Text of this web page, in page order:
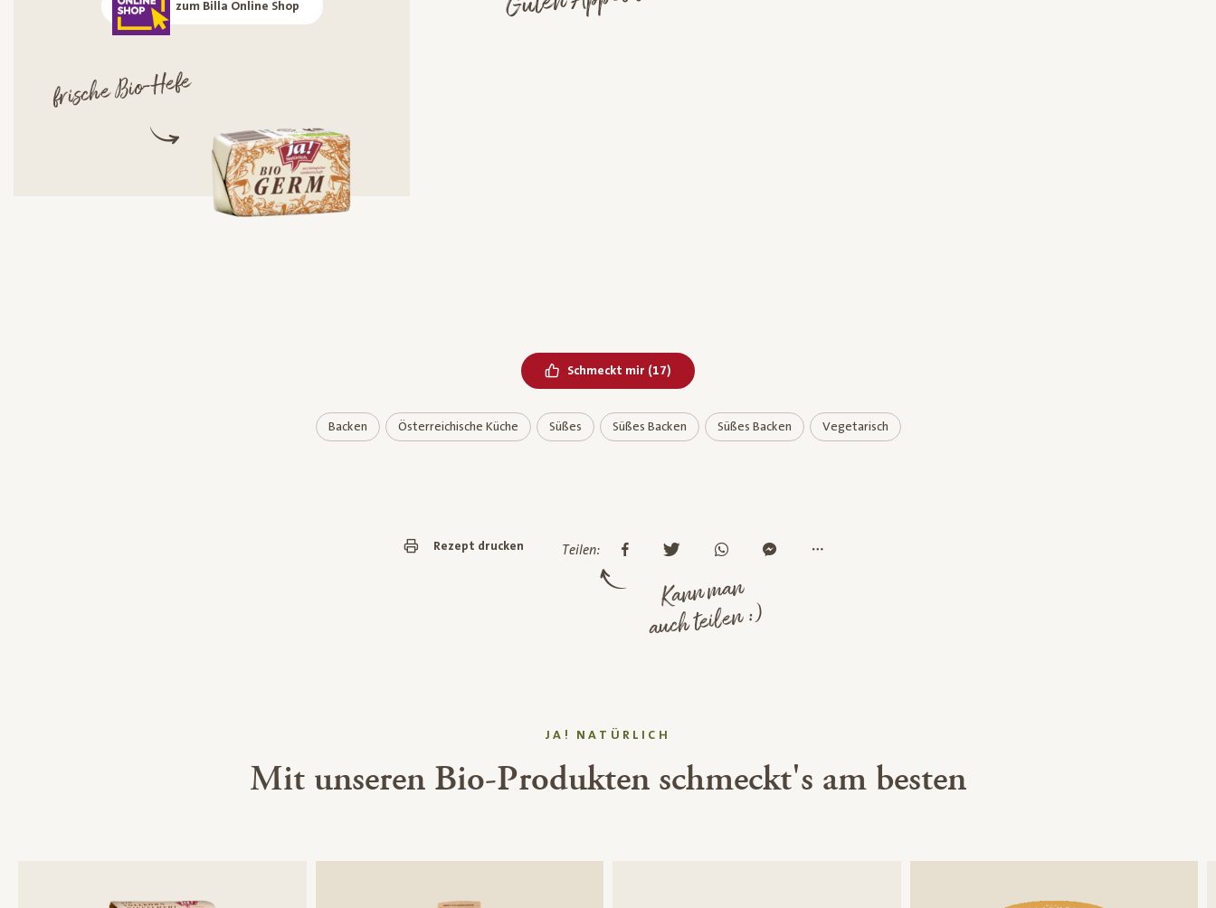
zum Billa Online Shop
frische Bio-Hefe
Schmeckt mir Bereits geliked
(17)
Backen Österreichische Küche Süßes Süßes Backen Süßes Backen Vegetarisch
Rezept drucken Teilen:
Kann man
auch teilen :)
JA! NATÜRLICH
Mit unseren Bio-Produkten schmeckt's am besten